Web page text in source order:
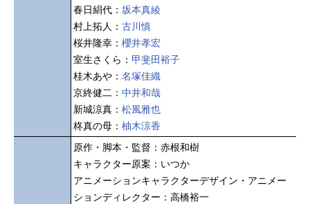
春日絹代： 坂本真綾
村上拓人： 古川慎
桜井隆幸： 櫻井孝宏
室生さくら： 甲斐田裕子
桂木あや： 名塚佳織
京終健二： 中井和哉
新城涼真： 松風雅也
柊真の母： 柚木涼香
原作・脚本・監督：赤根和樹
キャラクター原案：いつか
アニメーションキャラクターデザイン・アニメー
ションディレクター：高橋裕一